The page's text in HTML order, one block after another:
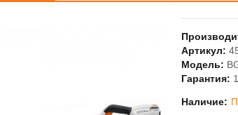
Артикул:
Модель:
Гарантия:
Наличие: